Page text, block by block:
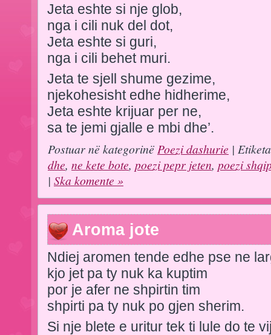
Jeta eshte si nje glob,
nga i cili nuk del dot,
Jeta eshte si guri,
nga i cili behet muri.
Jeta te sjell shume gezime,
njekohesisht edhe hidherime,
Jeta eshte krijuar per ne,
sa te jemi gjalle e mbi dhe’.
Postuar në kategorinë Poezi dashurie |
dhe, ne kete bote, poezi pepr jeten, poezi
| Ska komente »
Aroma jote
Ndiej aromen tende edhe pse ne
kjo jet pa ty nuk ka kuptim
por je afer ne shpirtin tim
shpirti pa ty nuk po gjen sherim.
Si nje blete e uritur tek ti lule do te